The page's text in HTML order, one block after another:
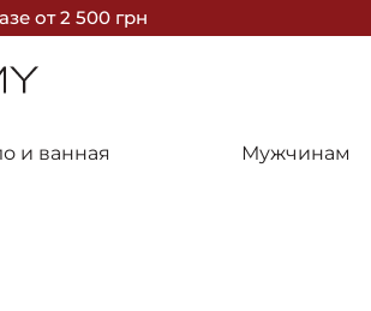
от 2 500 грн
и ванная Мужчинам